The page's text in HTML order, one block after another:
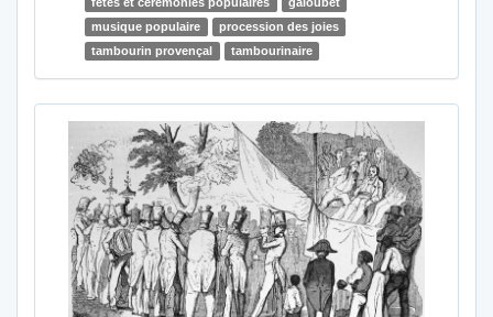
musique populaire
procession des joies
tambourin provençal
tambourinaire